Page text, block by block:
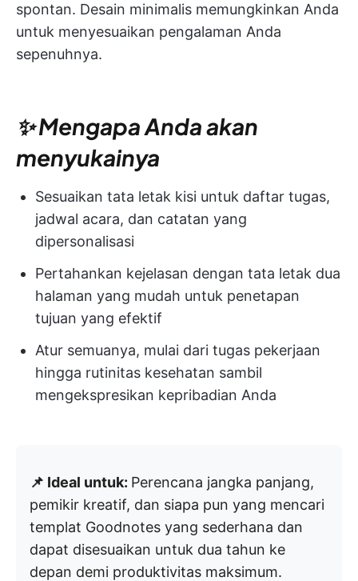
spontan. Desain minimalis memungkinkan Anda
untuk menyesuaikan pengalaman Anda
sepenuhnya.
✨ Mengapa Anda akan
menyukainya
Sesuaikan tata letak kisi untuk daftar tugas,
jadwal acara, dan catatan yang
dipersonalisasi
Pertahankan kejelasan dengan tata letak dua
halaman yang mudah untuk penetapan
tujuan yang efektif
Atur semuanya, mulai dari tugas pekerjaan
hingga rutinitas kesehatan sambil
mengekspresikan kepribadian Anda
📌 Ideal untuk: Perencana jangka panjang,
pemikir kreatif, dan siapa pun yang mencari
templat Goodnotes yang sederhana dan
dapat disesuaikan untuk dua tahun ke
depan demi produktivitas maksimum.